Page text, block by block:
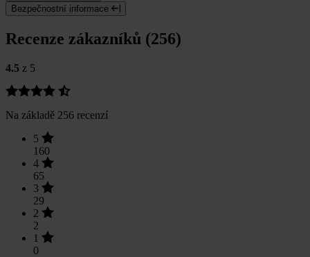
Bezpečnostní informace
Recenze zákazníků (256)
4.5 z 5
Na základě 256 recenzí
5
160
4
65
3
29
2
2
1
0